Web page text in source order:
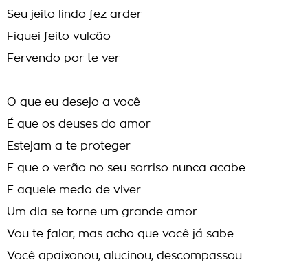
Seu jeito lindo fez arder
Fiquei feito vulcão
Fervendo por te ver
O que eu desejo a você
É que os deuses do amor
Estejam a te proteger
E que o verão no seu sorriso nunca acabe
E aquele medo de viver
Um dia se torne um grande amor
Vou te falar, mas acho que você já sabe
Você apaixonou, alucinou, descompassou